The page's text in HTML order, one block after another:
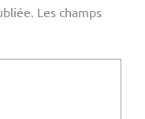
Les champs